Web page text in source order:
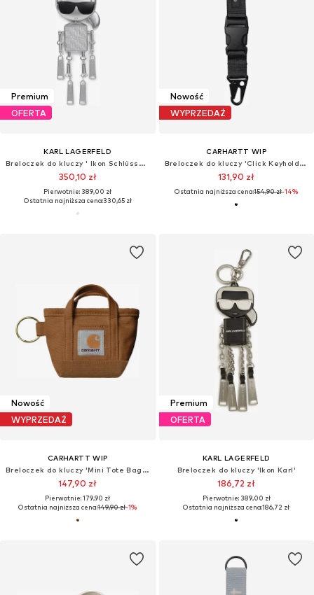
Premium
OFERTA
KARL LAGERFELD
Breloczek do kluczy ' Ikon Schlüsselring mit Roboter '
350,10 zł
Pierwotnie: 389,00 zł
Ostatnia najniższa cena:330,65 zł
Nowość
WYPRZEDAŻ
CARHARTT WIP
Breloczek do kluczy 'Click Keyholder Black'
131,90 zł
Ostatnia najniższa cena:154,90 zł-14%
Nowość
WYPRZEDAŻ
CARHARTT WIP
Breloczek do kluczy 'Mini Tote Bag Keychain Hamilton Brown'
147,90 zł
Pierwotnie: 179,90 zł
Ostatnia najniższa cena:149,90 zł-1%
Premium
OFERTA
KARL LAGERFELD
Breloczek do kluczy 'Ikon Karl'
186,72 zł
Pierwotnie: 389,00 zł
Ostatnia najniższa cena:186,72 zł